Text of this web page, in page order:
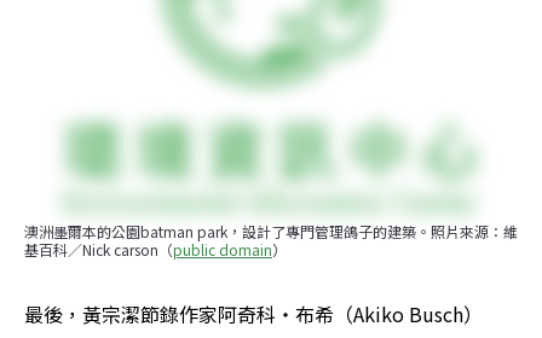
澳洲墨爾本的公園batman park，設計了專門管理鴿子的建築。照片來源：維
基百科／Nick carson（public domain）
最後，黃宗潔節錄作家阿奇科・布希（Akiko Busch）